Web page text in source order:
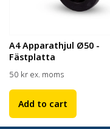
A4 Apparathjul Ø50 -
Fästplatta
50 kr ex. moms
Add to cart